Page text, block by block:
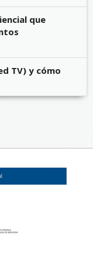
que
TV) y cómo